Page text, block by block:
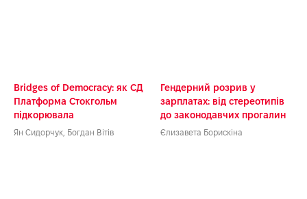
Bridges of Democracy: як СД
Платформа Стокгольм
підкорювала
Ян Сидорчук, Богдан Вітів
Гендерний розрив у
зарплатах: від стереотипів
до законодавчих прогалин
Єлизавета Борискіна